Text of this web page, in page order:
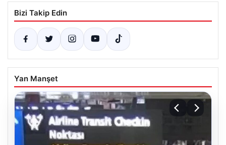
Bizi Takip Edin
Yan Manşet